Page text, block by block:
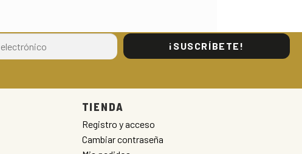
¡SUSCRÍBETE!
TIENDA
Registro y acceso
Cambiar contraseña